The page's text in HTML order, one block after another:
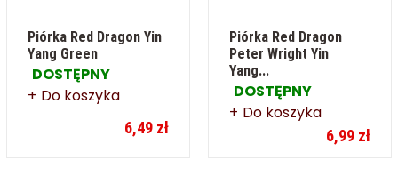
Piórka Red Dragon Yin
Yang Green
DOSTĘPNY
Do koszyka
6,49 zł
Piórka Red Dragon
Peter Wright Yin
Yang...
DOSTĘPNY
Do koszyka
6,99 zł